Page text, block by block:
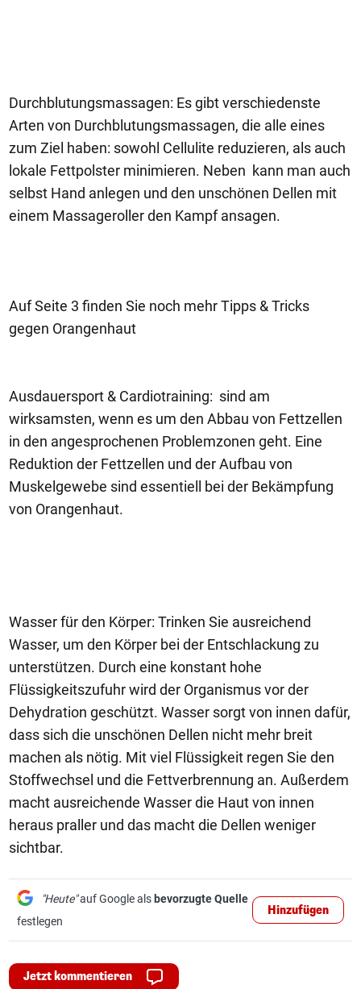
Durchblutungsmassagen: Es gibt verschiedenste
Arten von Durchblutungsmassagen, die alle eines
zum Ziel haben: sowohl Cellulite reduzieren, als auch
lokale Fettpolster minimieren. Neben kann man auch
selbst Hand anlegen und den unschönen Dellen mit
einem Massageroller den Kampf ansagen.
Auf Seite 3 finden Sie noch mehr Tipps & Tricks
gegen Orangenhaut
Ausdauersport & Cardiotraining: sind am
wirksamsten, wenn es um den Abbau von Fettzellen
in den angesprochenen Problemzonen geht. Eine
Reduktion der Fettzellen und der Aufbau von
Muskelgewebe sind essentiell bei der Bekämpfung
von Orangenhaut.
Wasser für den Körper: Trinken Sie ausreichend
Wasser, um den Körper bei der Entschlackung zu
unterstützen. Durch eine konstant hohe
Flüssigkeitszufuhr wird der Organismus vor der
Dehydration geschützt. Wasser sorgt von innen dafür,
dass sich die unschönen Dellen nicht mehr breit
machen als nötig. Mit viel Flüssigkeit regen Sie den
Stoffwechsel und die Fettverbrennung an. Außerdem
macht ausreichende Wasser die Haut von innen
heraus praller und das macht die Dellen weniger
sichtbar.
"Heute"auf Google als bevorzugte Quelle
festlegen
Hinzufügen
Jetzt kommentieren